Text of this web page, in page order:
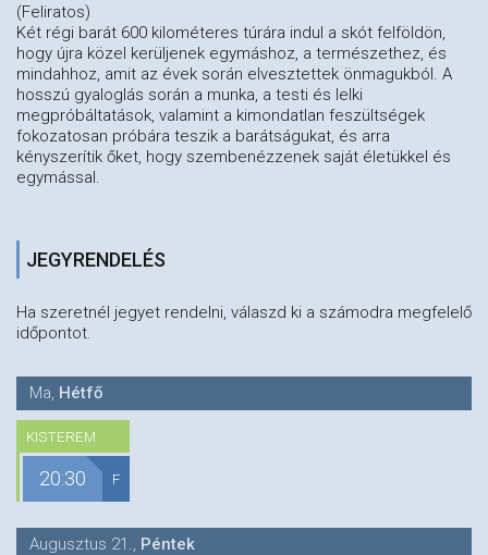
(Feliratos)
Két régi barát 600 kilométeres túrára indul a skót felföldön,
hogy újra közel kerüljenek egymáshoz, a természethez, és
mindahhoz, amit az évek során elvesztettek önmagukból. A
hosszú gyaloglás során a munka, a testi és lelki
megpróbáltatások, valamint a kimondatlan feszültségek
fokozatosan próbára teszik a barátságukat, és arra
kényszerítik őket, hogy szembenézzenek saját életükkel és
egymással.
JEGYRENDELÉS
Ha szeretnél jegyet rendelni, válaszd ki a számodra megfelelő
időpontot.
Ma Hétfő
KISTEREM
20:30 F
Augusztus 21. Péntek